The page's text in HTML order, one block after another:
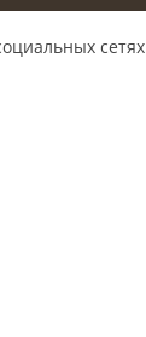
сетях